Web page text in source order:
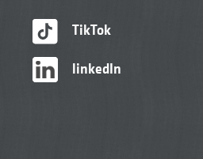
TikTok
linkedIn